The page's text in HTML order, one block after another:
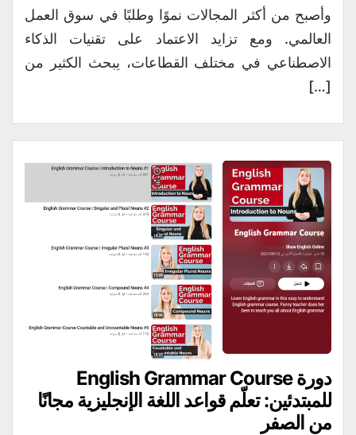
وأصبح من أكثر المجالات نموًا وطلبًا في سوق العمل
العالمي. ومع تزايد الاعتماد على تقنيات الذكاء
الاصطناعي في مختلف القطاعات، يبحث الكثير من
[…]
دورة English Grammar Course
للمبتدئين: تعلّم قواعد اللغة الإنجليزية مجانًا
من الصفر